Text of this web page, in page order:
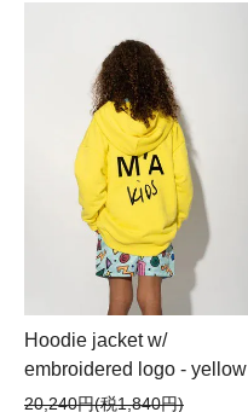
Hoodie jacket w/
embroidered logo - yellow
20,240円(税1,840円)